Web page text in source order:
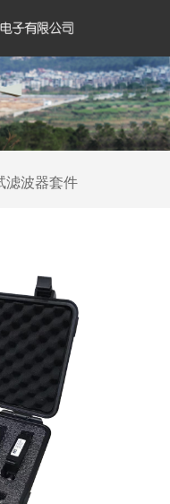
波器
滤波器套件